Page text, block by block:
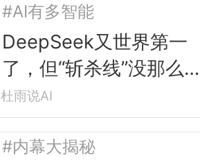
#AI有多智能
DeepSeek又世界第一
了，但“斩杀线”没那么简
单
杜雨说AI
#内幕大揭秘